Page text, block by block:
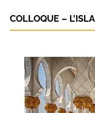
COLLOQUE –